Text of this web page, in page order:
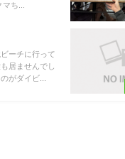
ち...
ーチに行って
居ませんでし
がダイビ...